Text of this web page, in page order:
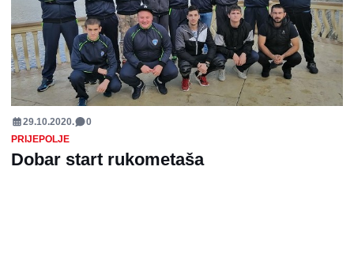
29.10.2020.
0
PRIJEPOLJE
Dobar start rukometaša